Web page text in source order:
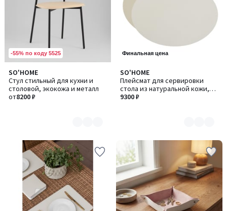
-55% по коду 5525
SO'HOME
Стул стильный для кухни и
столовой, экокожа и металл
от8200 ₽
Количество
цветов:
3
Финальная цена
SO'HOME
Плейсмат для сервировки
стола из натуральной кожи,
47,5 х 35 с
9300 ₽
Количество
цветов:
4